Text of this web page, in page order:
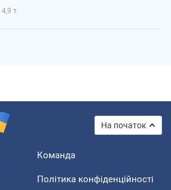
4,9 т.
На початок
Команда
Політика конфіденційності